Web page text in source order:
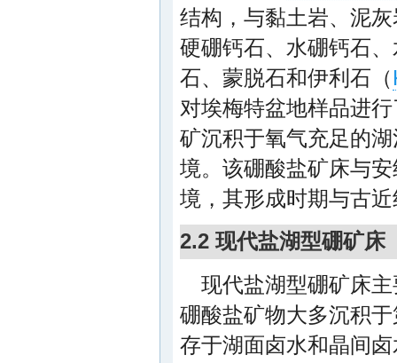
结构，与黏土岩、泥
硬硼钙石、水硼钙石
石、蒙脱石和伊利石（
对埃梅特盆地样品进
矿沉积于氧气充足的
境。该硼酸盐矿床与
境，其形成时期与古
2.2 现代盐湖型硼矿床
现代盐湖型硼矿床
硼酸盐矿物大多沉积
存于湖面卤水和晶间